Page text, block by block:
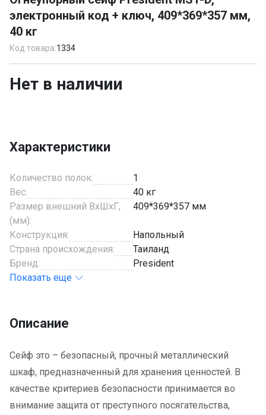
of
1
электронный код + ключ, 409*369*357 мм,
40 кг
Код товара:1334
Нет в наличии
Характеристики
Количество полок:
1
Вес:
40 кг
Размер внешний ВхШхГ,
(мм):
409*369*357 мм
Конструкция:
Напольный
Страна происхождения:
Таиланд
Бренд:
President
Показать еще
Описание
Сейф это – безопасный, прочный металлический
шкаф, предназначенный для хранения ценностей. В
качестве критериев безопасности принимается во
внимание защита от преступного посягательства,